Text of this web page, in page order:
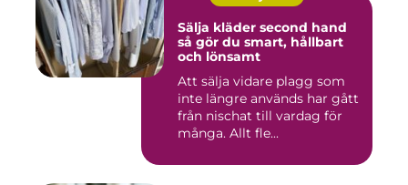
Sälja kläder second hand
så gör du smart, hållbart
och lönsamt
Att sälja vidare plagg som
inte längre används har gått
från nischat till vardag för
många. Allt fle...